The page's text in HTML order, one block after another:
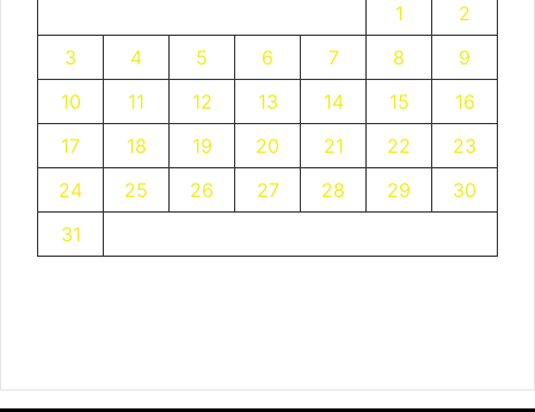
1
2
3
4 5 6 7 8
9
10
11 12 13 14 15
16
17
18 19 20 21 22
23
24
25 26 27 28 29
30
31